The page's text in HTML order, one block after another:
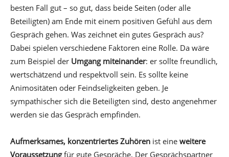
besten Fall gut – so gut, dass beide Seiten (oder alle
Beteiligten) am Ende mit einem positiven Gefühl aus dem
Gespräch gehen. Was zeichnet ein gutes Gespräch aus?
Dabei spielen verschiedene Faktoren eine Rolle. Da wäre
zum Beispiel der Umgang miteinander: er sollte freundlich,
wertschätzend und respektvoll sein. Es sollte keine
Animositäten oder Feindseligkeiten geben. Je
sympathischer sich die Beteiligten sind, desto angenehmer
werden sie das Gespräch empfinden.
Aufmerksames, konzentriertes Zuhören ist eine weitere
Voraussetzungfür gute Gespräche. Der Gesprächspartner